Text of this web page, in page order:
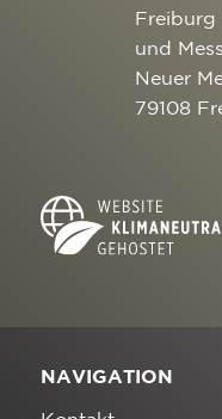
Freiburg
und
Neuer
79108
NAVIGATION